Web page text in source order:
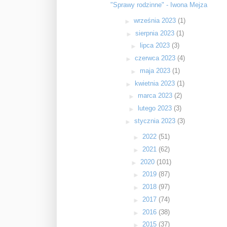
"Sprawy rodzinne" - Iwona Mejza
►września 2023 (1)
►sierpnia 2023 (1)
►
lipca 2023 (3)
► czerwca 2023 (4)
► maja 2023 (1)
► kwietnia 2023 (1)
► marca 2023 (2)
►
lutego 2023 (3)
►stycznia 2023 (3)
► 2022 (51)
► 2021 (62)
► 2020 (101)
► 2019 (87)
► 2018 (97)
► 2017 (74)
► 2016 (38)
► 2015 (37)